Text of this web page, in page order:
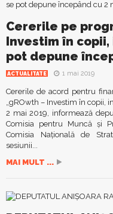
Cererile pe
Investim în
pot depune
ACTUALITATE 1 mai 2019
Cererile de acord pentru
„gROwth – Investim în copii,
2 mai 2019, informează
Comisia pentru Muncă și
Comisia Naţională de
sesiunii...
MAI MULT ...